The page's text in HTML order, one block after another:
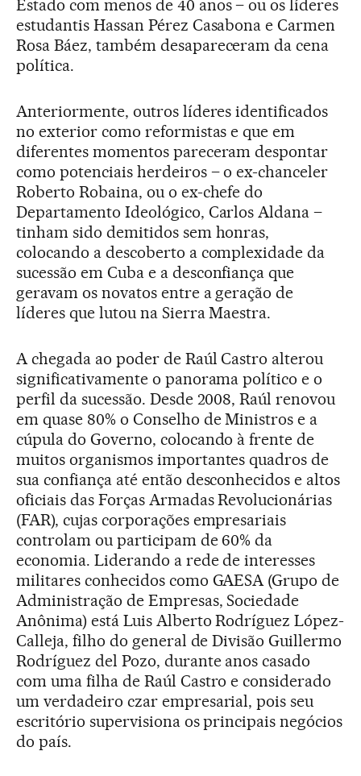
Estado com menos de 40 anos – ou os líderes
estudantis Hassan Pérez Casabona e Carmen
Rosa Báez, também desapareceram da cena
política.
Anteriormente, outros líderes identificados
no exterior como reformistas e que em
diferentes momentos pareceram despontar
como potenciais herdeiros – o ex-chanceler
Roberto Robaina, ou o ex-chefe do
Departamento Ideológico, Carlos Aldana –
tinham sido demitidos sem honras,
colocando a descoberto a complexidade da
sucessão em Cuba e a desconfiança que
geravam os novatos entre a geração de
líderes que lutou na Sierra Maestra.
A chegada ao poder de Raúl Castro alterou
significativamente o panorama político e o
perfil da sucessão. Desde 2008, Raúl renovou
em quase 80% o Conselho de Ministros e a
cúpula do Governo, colocando à frente de
muitos organismos importantes quadros de
sua confiança até então desconhecidos e altos
oficiais das Forças Armadas Revolucionárias
(FAR), cujas corporações empresariais
controlam ou participam de 60% da
economia. Liderando a rede de interesses
militares conhecidos como GAESA (Grupo de
Administração de Empresas, Sociedade
Anônima) está Luis Alberto Rodríguez López-
Calleja, filho do general de Divisão Guillermo
Rodríguez del Pozo, durante anos casado
com uma filha de Raúl Castro e considerado
um verdadeiro czar empresarial, pois seu
escritório supervisiona os principais negócios
do país.